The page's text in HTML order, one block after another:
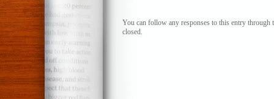
You can follow any responses to this entry through
closed.